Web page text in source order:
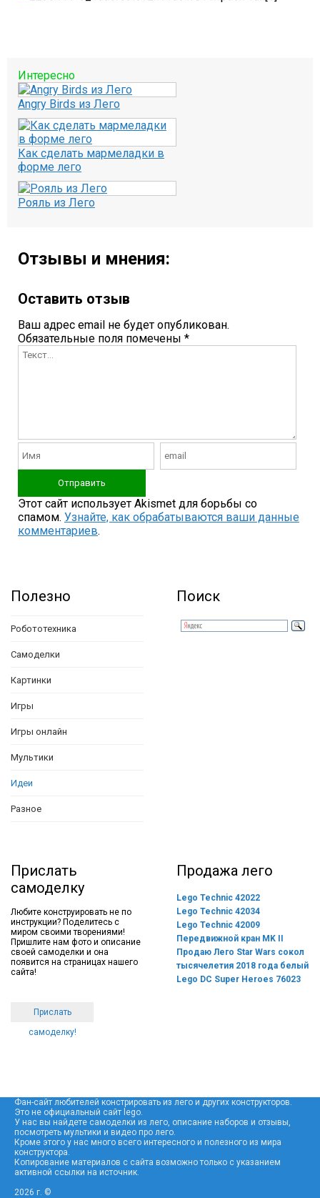
Интересно
Angry Birds из Лего
Как сделать мармеладки в
форме лего
Рояль из Лего
Отзывы и мнения:
Оставить отзыв
Ваш адрес email не будет опубликован.
Обязательные поля помечены *
Этот сайт использует Akismet для борьбы со
спамом. Узнайте, как обрабатываются ваши данные
комментариев.
Полезно
Робототехника
Самоделки
Картинки
Игры
Игры онлайн
Мультики
Идеи
Разное
Поиск
Прислать
самоделку
Любите конструировать не по
инструкции? Поделитесь с
миром своими творениями!
Пришлите нам фото и описание
своей самоделки и она
появится на страницах нашего
сайта!
Прислать
самоделку!
Продажа лего
Lego Technic 42022
Lego Technic 42034
Lego Technic 42009
Передвижной кран MK II
Продаю Лего Star Wars сокол
тысячелетия 2018 года белый
Lego DC Super Heroes 76023
Фан-сайт любителей констрировать из лего и других конструкторов.
Это не официальный сайт lego.
У нас вы найдете самоделки из лего, описание наборов и отзывы,
посмотреть мультики и видео про лего.
Кроме этого у нас много всего интересного и полезного из мира
конструктора.
Копирование материалов с сайта возможно только с указанием
активной ссылки на источник.
2026 г. ©